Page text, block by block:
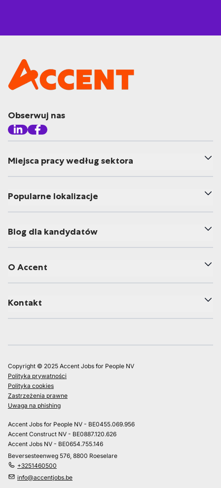
Obserwuj nas
Miejsca pracy według sektora
Popularne lokalizacje
Blog dla kandydatów
O Accent
Kontakt
Copyright © 2025 Accent Jobs for People NV
Polityka prywatności
Polityka cookies
Zastrzeżenia prawne
Uwaga na phishing
Accent Jobs for People NV - BE0455.069.956
Accent Construct NV - BE0887.120.626
Accent Jobs NV - BE0654.755.146
Beversesteenweg 576, 8800 Roeselare
+3251460500
info@accentjobs.be